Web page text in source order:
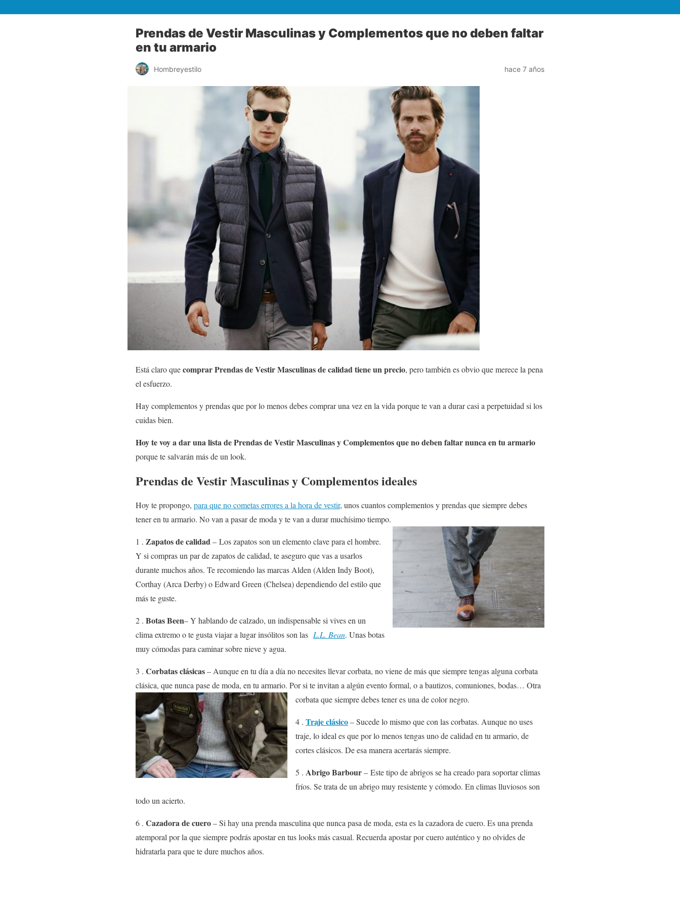
Prendas de Vestir Masculinas y Complementos que no deben faltar
en tu armario
Hombreyestilo hace 7 años
Está claro quecomprar Prendas de Vestir Masculinas de calidad tiene un precio, pero también es obvio que merece la pena
el esfuerzo.
Hay complementos y prendas que por lo menos debes comprar una vez en la vida porque te van a durar casi a perpetuidad si los
cuidas bien.
Hoy te voy a dar una lista de Prendas de Vestir Masculinas y Complementos que no deben faltar nunca en tu armario
porque te salvarán más de un look.
Prendas de Vestir Masculinas y Complementos ideales
Hoy te propongo, para que no cometas errores a la hora de vestir, unos cuantos complementos y prendas que siempre debes
tener en tu armario. No van a pasar de moda y te van a durar muchísimo tiempo.
1 . Zapatos de calidad– Los zapatos son un elemento clave para el hombre.
Y si compras un par de zapatos de calidad, te aseguro que vas a usarlos
durante muchos años. Te recomiendo las marcas Alden (Alden Indy Boot),
Corthay (Arca Derby) o Edward Green (Chelsea) dependiendo del estilo que
más te guste.
2 . Botas Been– Y hablando de calzado, un indispensable si vives en un
clima extremo o te gusta viajar a lugar insólitos son las L.L. Bean. Unas botas
muy cómodas para caminar sobre nieve y agua.
3 . Corbatas clásicas– Aunque en tu día a día no necesites llevar corbata, no viene de más que siempre tengas alguna corbata
clásica, que nunca pase de moda, en tu armario. Por si te invitan a algún evento formal, o a bautizos, comuniones, bodas… Otra
corbata que siempre debes tener es una de color negro.
4 . Traje clásico– Sucede lo mismo que con las corbatas. Aunque no uses
traje, lo ideal es que por lo menos tengas uno de calidad en tu armario, de
cortes clásicos. De esa manera acertarás siempre.
5 . Abrigo Barbour– Este tipo de abrigos se ha creado para soportar climas
fríos. Se trata de un abrigo muy resistente y cómodo. En climas lluviosos son
todo un acierto.
6 . Cazadora de cuero– Si hay una prenda masculina que nunca pasa de moda, esta es la cazadora de cuero. Es una prenda
atemporal por la que siempre podrás apostar en tus looks más casual. Recuerda apostar por cuero auténtico y no olvides de
hidratarla para que te dure muchos años.